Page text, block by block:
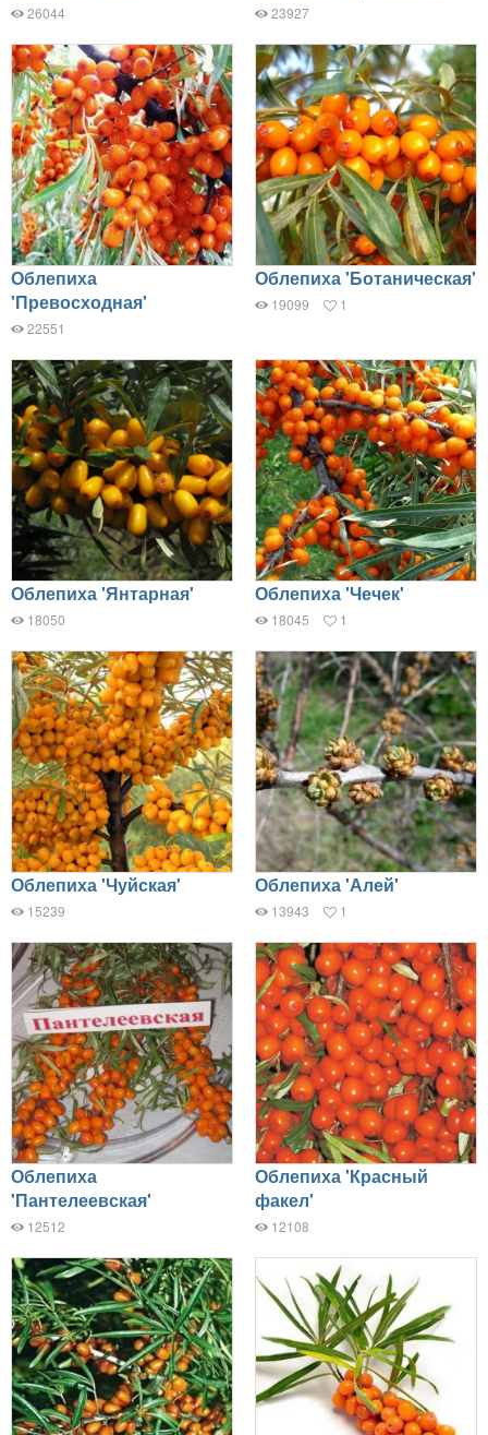
26044 23927
Облепиха
'Превосходная'
22551
Облепиха 'Ботаническая'
19099 1
Облепиха 'Янтарная'
18050
Облепиха 'Чечек'
18045 1
Облепиха 'Чуйская'
15239
Облепиха 'Алей'
13943 1
Облепиха
'Пантелеевская'
12512
Облепиха 'Красный
факел'
12108